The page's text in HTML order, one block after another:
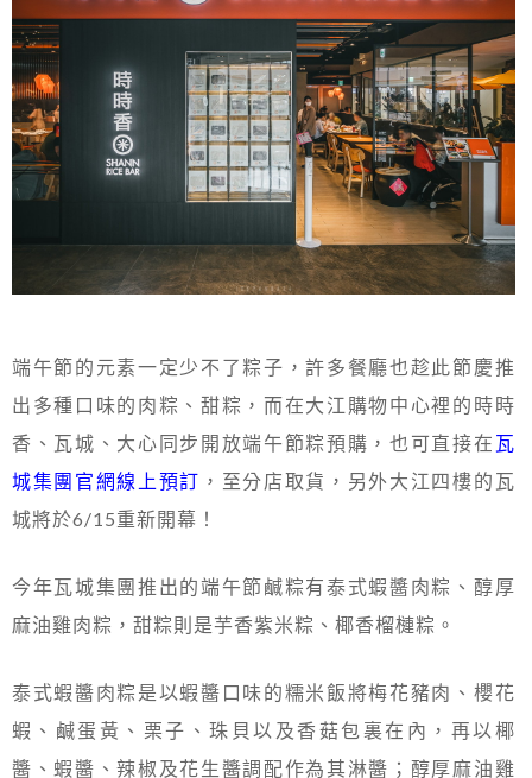
端午節的元素一定少不了粽子，許多餐廳也趁此節慶推
出多種口味的肉粽、甜粽，而在大江購物中心裡的時時
香、瓦城、大心同步開放端午節粽預購，也可直接在 瓦
城集團官網線上預訂 ，至分店取貨，另外大江四樓的瓦
城將於6/15重新開幕！
今年瓦城集團推出的端午節鹹粽有泰式蝦醬肉粽、醇厚
麻油雞肉粽，甜粽則是芋香紫米粽、椰香榴槤粽。
泰式蝦醬肉粽是以蝦醬口味的糯米飯將梅花豬肉、櫻花
蝦、鹹蛋黃、栗子、珠貝以及香菇包裏在內，再以椰
醬、蝦醬、辣椒及花生醬調配作為其淋醬；醇厚麻油雞